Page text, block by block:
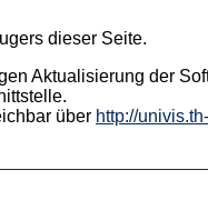
dieser Seite.
Aktualisierung der
über http://